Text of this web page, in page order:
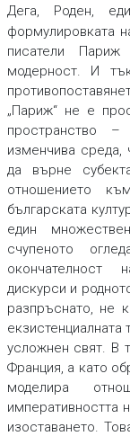
Дега, Роден,
формулировката
писатели
модерност. И
„Париж“ не е
пространство –
изменчива
да върне
отношението
българската
един
счупеното
окончателност
дискурси и
разпръснато, не
екзистенциалната
усложнен свят. В
Франция, а като
моделира
императивността
изоставането.